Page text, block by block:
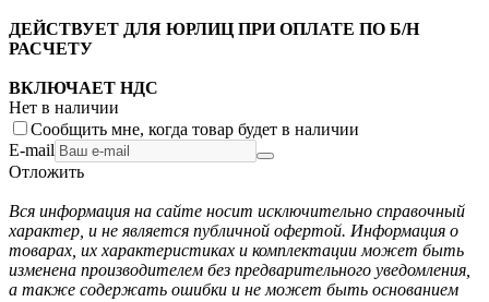
ДЕЙСТВУЕТ ДЛЯ ЮРЛИЦ ПРИ ОПЛАТЕ ПО Б/Н
РАСЧЕТУ
ВКЛЮЧАЕТ НДС
Нет в наличии
Сообщить мне, когда товар будет в наличии
E-mail
Отложить
Вся информация на сайте носит исключительно справочный
характер, и не является публичной офертой. Информация о
товарах, их характеристиках и комплектации может быть
изменена производителем без предварительного уведомления,
а также содержать ошибки и не может быть основанием